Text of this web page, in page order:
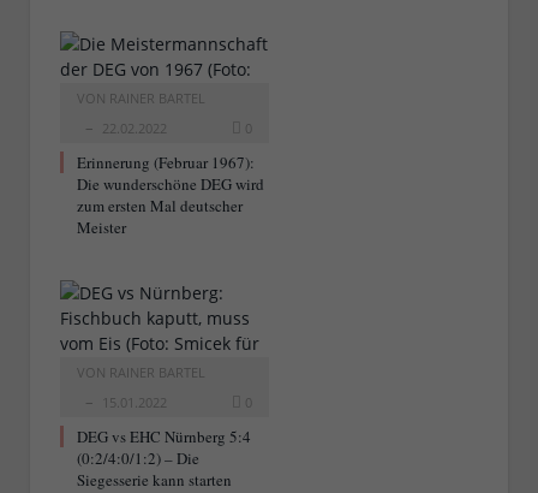
VON RAINER BARTEL
22.02.2022
0
Erinnerung (Februar 1967):
Die wunderschöne DEG wird
zum ersten Mal deutscher
Meister
VON RAINER BARTEL
15.01.2022
0
DEG vs EHC Nürnberg 5:4
(0:2/4:0/1:2) – Die
Siegesserie kann starten